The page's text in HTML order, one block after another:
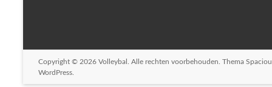
Copyright © 2026 Volleybal . Alle rechten voorbehouden. Thema
WordPress